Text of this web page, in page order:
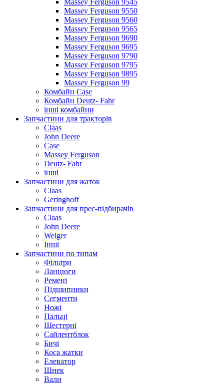
Massey Ferguson 9545
Massey Ferguson 9550
Massey Ferguson 9560
Massey Ferguson 9565
Massey Ferguson 9690
Massey Ferguson 9695
Massey Ferguson 9790
Massey Ferguson 9795
Massey Ferguson 9895
Massey Ferguson 99
Комбайн Case
Комбайн Deutz- Fahr
інші комбайни
Запчастини для тракторів
Claas
John Deere
Case
Massey Ferguson
Deutz- Fahr
інші
Запчастини для жаток
Claas
Geringhoff
Запчастини для прес-підбирачів
Claas
John Deere
Welger
Інші
Запчастини по типам
Фільтри
Ланцюги
Ремені
Підшипники
Сегменти
Ножі
Пальці
Шестерні
Сайлентблок
Бичі
Коса жатки
Елеватор
Шнек
Вали